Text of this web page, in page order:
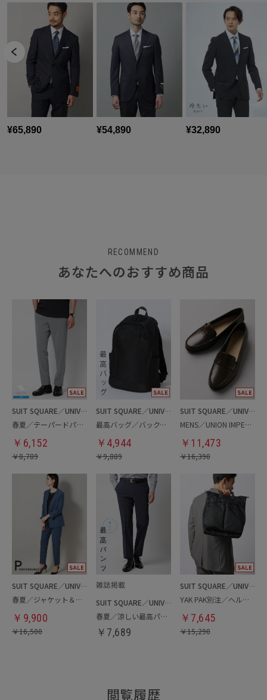
RECOMMEND
あなたへのおすすめ商品
SUIT SQUARE／UNIVERSAL LANGUAGE
春夏／テーパードパンツ
￥ 6,152
￥8,789
SUIT SQUARE／UNIVERSAL LANGUAGE
最高バッグ／バックパック
￥ 4,944
￥9,889
SUIT SQUARE／UNIVERSAL LANGUAGE
MENS／UNION IMPERIAL監修／コインローファー
￥ 11,473
￥16,390
SUIT SQUARE／UNIVERSAL LANGUAGE／WHITE
春夏／ジャケット＆パンツセットアップ／洗濯ネット付き
￥ 9,900
￥16,500
SUIT SQUARE／UNIVERSAL LANGUAGE
春夏／涼しい最高パンツ
￥ 7,689
SUIT SQUARE／UNIVERSAL LANGUAGE
YAK PAK別注／ヘルメットバッグ
￥ 7,645
￥15,290
閲覧履歴